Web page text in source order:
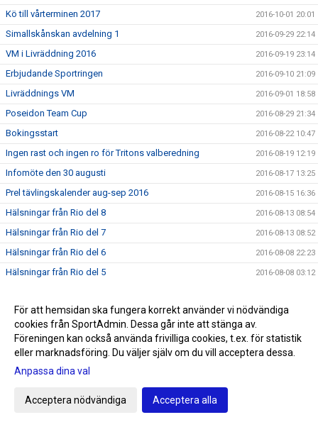
Kö till vårterminen 2017 2016-10-01 20:01
Simallskånskan avdelning 1 2016-09-29 22:14
VM i Livräddning 2016 2016-09-19 23:14
Erbjudande Sportringen 2016-09-10 21:09
Livräddnings VM 2016-09-01 18:58
Poseidon Team Cup 2016-08-29 21:34
Bokingsstart 2016-08-22 10:47
Ingen rast och ingen ro för Tritons valberedning 2016-08-19 12:19
Infomöte den 30 augusti 2016-08-17 13:25
Prel tävlingskalender aug-sep 2016 2016-08-15 16:36
Hälsningar från Rio del 8 2016-08-13 08:54
Hälsningar från Rio del 7 2016-08-13 08:52
Hälsningar från Rio del 6 2016-08-08 22:23
Hälsningar från Rio del 5 2016-08-08 03:12
Hälsningar från Rio del 3 2016-08-04 11:02
Hälsningar från Rio del 2 2016-08-01 09:02
Första hälsningen från Rio 2016-07-28 22:40
SNART OLYMPISKA SOMMARSPELEN 2016
För att hemsidan ska fungera korrekt använder vi nödvändiga
cookies från SportAdmin. Dessa går inte att stänga av.
Föreningen kan också använda frivilliga cookies, t.ex. för statistik
eller marknadsföring. Du väljer själv om du vill acceptera dessa.
Anpassa dina val
Acceptera nödvändiga Acceptera alla